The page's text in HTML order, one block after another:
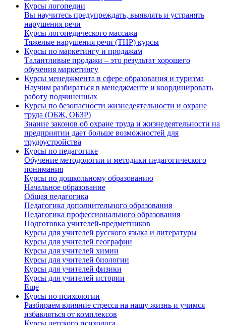
Курсы логопедии
Вы научитесь предупреждать, выявлять и устранять
нарушения речи
Курсы логопедического массажа
Тяжелые нарушения речи (ТНР) курсы
Курсы по маркетингу и продажам
Талантливые продажи – это результат хорошего
обучения маркетингу
Курсы менеджмента в сфере образования и туризма
Научим разбираться в менеджменте и координировать
работу подчиненных
Курсы по безопасности жизнедеятельности и охране
труда (ОБЖ, ОБЗР)
Знание законов об охране труда и жизнедеятельности на
предприятии дает больше возможностей для
трудоустройства
Курсы по педагогике
Обучение методологии и методики педагогического
понимания
Курсы по дошкольному образованию
Начальное образование
Общая педагогика
Педагогика дополнительного образования
Педагогика профессионального образования
Подготовка учителей-предметников
Курсы для учителей русского языка и литературы
Курсы для учителей географии
Курсы для учителей химии
Курсы для учителей биологии
Курсы для учителей физики
Курсы для учителей истории
Еще
Курсы по психологии
Разбираем влияние стресса на нашу жизнь и учимся
избавляться от комплексов
Курсы детского психолога